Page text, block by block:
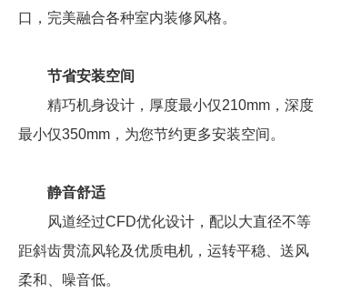
口，完美融合各种室内装修风格。
节省安装空间
精巧机身设计，厚度最小仅210mm，深度
最小仅350mm，为您节约更多安装空间。
静音舒适
风道经过CFD优化设计，配以大直径不等
距斜齿贯流风轮及优质电机，运转平稳、送风
柔和、噪音低。